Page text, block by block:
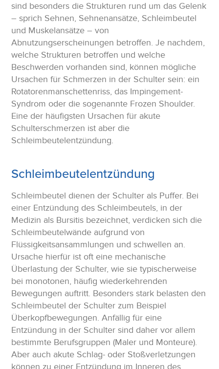
sind besonders die Strukturen rund um das Gelenk
– sprich Sehnen, Sehnenansätze, Schleimbeutel
und Muskelansätze – von
Abnutzungserscheinungen betroffen. Je nachdem,
welche Strukturen betroffen und welche
Beschwerden vorhanden sind, können mögliche
Ursachen für Schmerzen in der Schulter sein: ein
Rotatorenmanschettenriss, das Impingement-
Syndrom oder die sogenannte Frozen Shoulder.
Eine der häufigsten Ursachen für akute
Schulterschmerzen ist aber die
Schleimbeutelentzündung.
Schleimbeutelentzündung
Schleimbeutel dienen der Schulter als Puffer. Bei
einer Entzündung des Schleimbeutels, in der
Medizin als Bursitis bezeichnet, verdicken sich die
Schleimbeutelwände aufgrund von
Flüssigkeitsansammlungen und schwellen an.
Ursache hierfür ist oft eine mechanische
Überlastung der Schulter, wie sie typischerweise
bei monotonen, häufig wiederkehrenden
Bewegungen auftritt. Besonders stark belasten den
Schleimbeutel der Schulter zum Beispiel
Überkopfbewegungen. Anfällig für eine
Entzündung in der Schulter sind daher vor allem
bestimmte Berufsgruppen (Maler und Monteure).
Aber auch akute Schlag- oder Stoßverletzungen
können zu einer Entzündung im Inneren des